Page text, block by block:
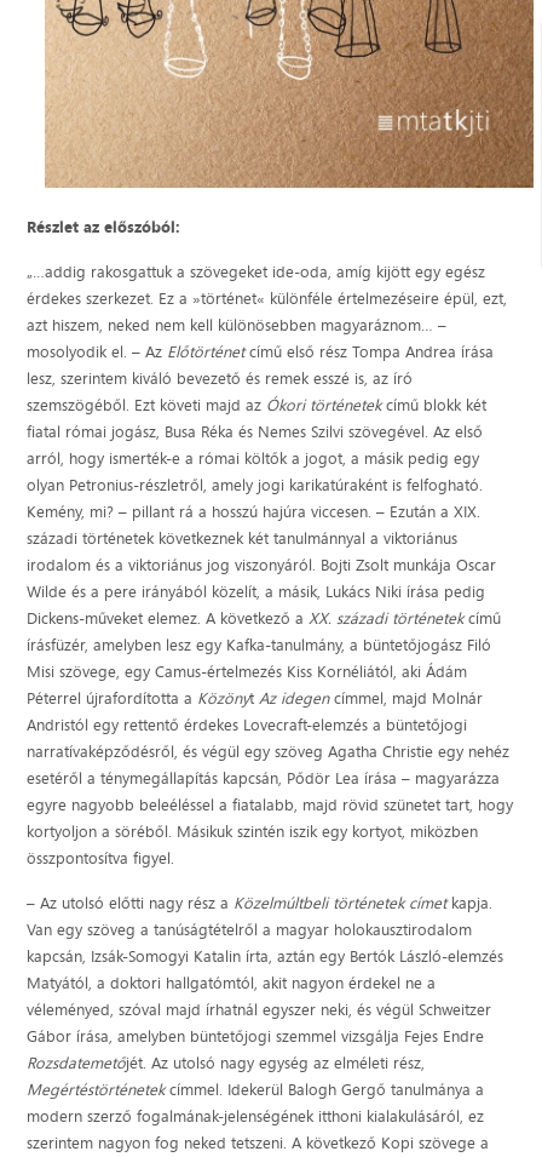
Részlet az előszóból:
„…addig rakosgattuk a szövegeket ide-oda, amíg kijött egy egész
érdekes szerkezet. Ez a »történet« különféle értelmezéseire épül, ezt,
azt hiszem, neked nem kell különösebben magyaráznom… –
mosolyodik el. – Az Előtörténetcímű első rész Tompa Andrea írása
lesz, szerintem kiváló bevezető és remek esszé is, az író
szemszögéből. Ezt követi majd az Ókori történetekcímű blokk két
fiatal római jogász, Busa Réka és Nemes Szilvi szövegével. Az első
arról, hogy ismerték-e a római költők a jogot, a másik pedig egy
olyan Petronius-részletről, amely jogi karikatúraként is felfogható.
Kemény, mi? – pillant rá a hosszú hajúra viccesen. – Ezután a XIX.
századi történetek következnek két tanulmánnyal a viktoriánus
irodalom és a viktoriánus jog viszonyáról. Bojti Zsolt munkája Oscar
Wilde és a pere irányából közelít, a másik, Lukács Niki írása pedig
Dickens-műveket elemez. A következő aXX. századi történetekcímű
írásfüzér, amelyben lesz egy Kafka-tanulmány, a büntetőjogász Filó
Misi szövege, egy Camus-értelmezés Kiss Kornéliától, aki Ádám
Péterrel újrafordította a KözönytAz idegencímmel, majd Molnár
Andristól egy rettentő érdekes Lovecraft-elemzés a büntetőjogi
narratívaképződésről, és végül egy szöveg Agatha Christie egy nehéz
esetéről a ténymegállapítás kapcsán, Pődör Lea írása – magyarázza
egyre nagyobb beleéléssel a fiatalabb, majd rövid szünetet tart, hogy
kortyoljon a söréből. Másikuk szintén iszik egy kortyot, miközben
összpontosítva figyel.
– Az utolsó előtti nagy rész a Közelmúltbeli történetek címetkapja.
Van egy szöveg a tanúságtételről a magyar holokausztirodalom
kapcsán, Izsák-Somogyi Katalin írta, aztán egy Bertók László-elemzés
Matyától, a doktori hallgatómtól, akit nagyon érdekel ne a
véleményed, szóval majd írhatnál egyszer neki, és végül Schweitzer
Gábor írása, amelyben büntetőjogi szemmel vizsgálja Fejes Endre
Rozsdatemetőjét. Az utolsó nagy egység az elméleti rész,
Megértéstörténetekcímmel. Idekerül Balogh Gergő tanulmánya a
modern szerző fogalmának-jelenségének itthoni kialakulásáról, ez
szerintem nagyon fog neked tetszeni. A következő Kopi szövege a